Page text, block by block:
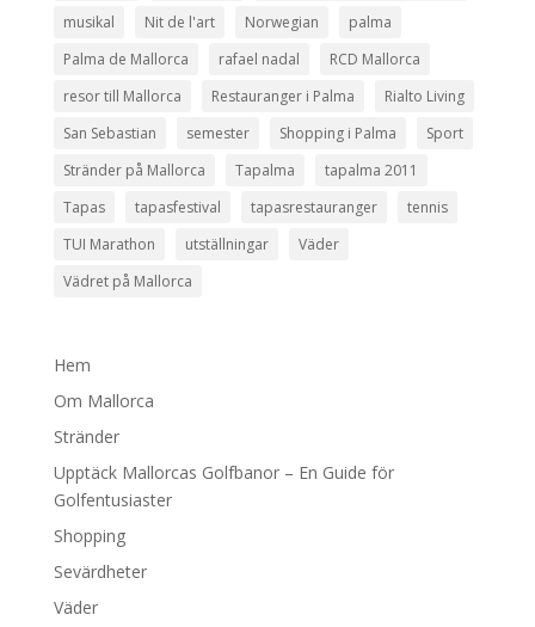
musikal
Nit de l'art Norwegian
palma
Palma de Mallorca
rafael nadal
RCD Mallorca
resor till Mallorca
Restauranger i Palma
Rialto Living
San Sebastian
semester Shopping i Palma
Sport
Stränder på Mallorca
Tapalma
tapalma 2011
Tapas
tapasfestival tapasrestauranger
tennis
TUI Marathon
utställningar
Väder
Vädret på Mallorca
Hem
Om Mallorca
Stränder
Upptäck Mallorcas Golfbanor – En Guide för
Golfentusiaster
Shopping
Sevärdheter
Väder